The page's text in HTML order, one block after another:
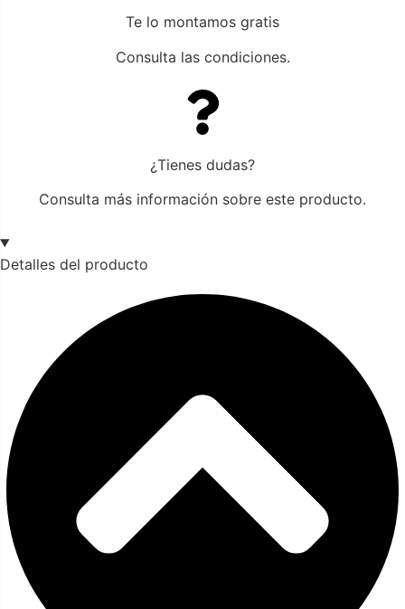
Te lo montamos gratis
Consulta las condiciones.
¿Tienes dudas?
Consulta más información sobre este producto.
Detalles del producto